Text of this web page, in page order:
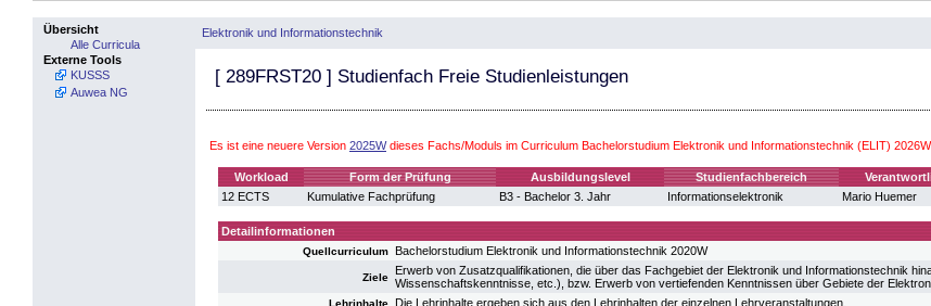
Übersicht
Alle Curricula
Externe Tools
KUSSS
Auwea NG
Elektronik und Informationstechnik
[ 289FRST20 ] Studienfach Freie Studienleistungen
Es ist eine neuere Version 2025Wdieses Fachs/Moduls im Curriculum Bachelorstudium Elektronik und Informationstechnik (ELIT)
Workload Form der Prüfung Ausbildungslevel Studienfachbereich
12 ECTS
Kumulative Fachprüfung B3 - Bachelor 3. Jahr Informationselektronik Mario Huemer
Detailinformationen
Quellcurriculum Bachelorstudium Elektronik und Informationstechnik 2020W
Ziele
Erwerb von Zusatzqualifikationen, die über das Fachgebiet der Elektronik und Informationstechnik
Wissenschaftskenntnisse, etc.), bzw. Erwerb von vertiefenden Kenntnissen über Gebiete der
Lehrinhalte Die Lehrinhalte ergeben sich aus den Lehrinhalten der einzelnen Lehrveranstaltungen.